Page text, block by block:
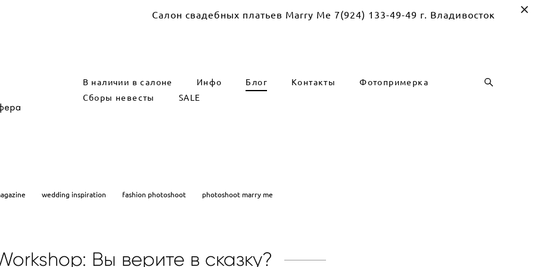
Салон свадебных платьев Marry Me 7(924) 133-49-49 г. Владивосток
В наличии в салоне Инфо Блог Контакты
Фотопримерка
Сборы невесты
SALE
wedding inspiration fashion photoshoot photoshoot marry me
Вы верите в сказку?